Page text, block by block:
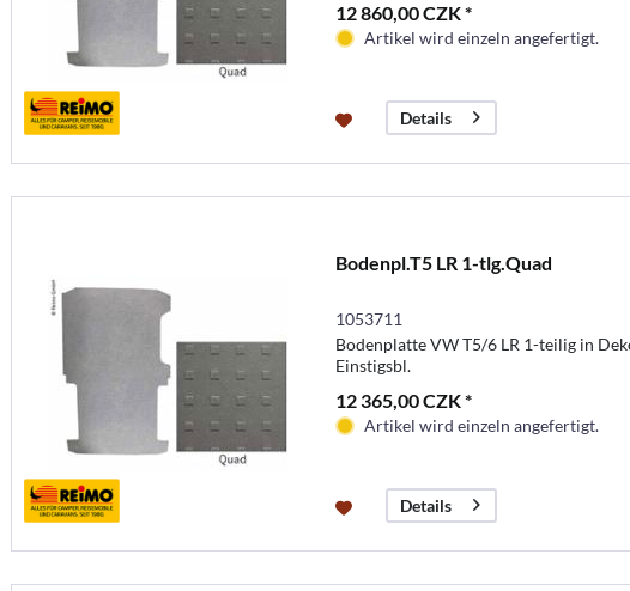
12 860,00 CZK *
Artikel wird einzeln angefertigt.
Details
Bodenpl.T5 LR 1-tlg.Quad
1053711
Bodenplatte VW T5/6 LR 1-teilig in
Einstigsbl.
12 365,00 CZK *
Artikel wird einzeln angefertigt.
Details